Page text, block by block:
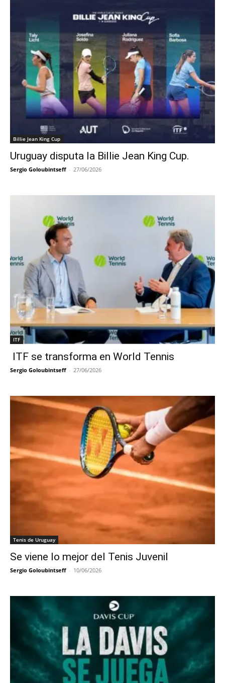
Billie Jean King Cup
Uruguay disputa la Billie Jean King Cup.
Sergio Goloubintseff - 27/06/2026
ITF
ITF se transforma en World Tennis
Sergio Goloubintseff - 27/06/2026
Tenis de Uruguay
Se viene lo mejor del Tenis Juvenil
Sergio Goloubintseff - 10/06/2026